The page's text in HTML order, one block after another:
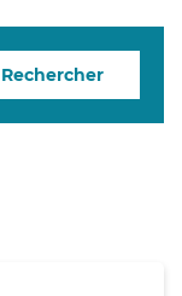
Rechercher